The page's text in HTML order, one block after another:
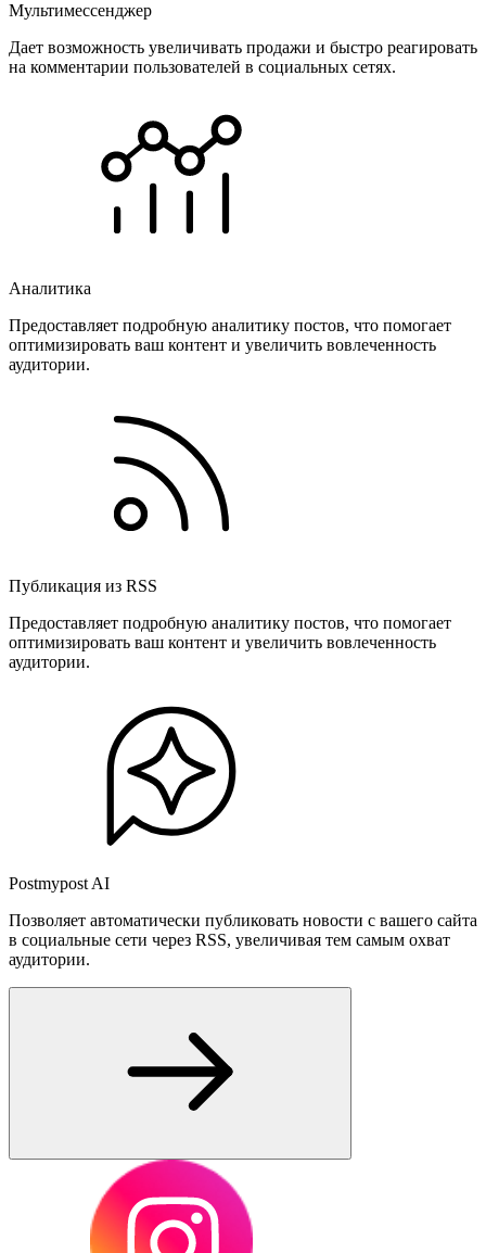
Мультимессенджер
Дает возможность увеличивать продажи и быстро реагировать
на комментарии пользователей в социальных сетях.
Аналитика
Предоставляет подробную аналитику постов, что помогает
оптимизировать ваш контент и увеличить вовлеченность
аудитории.
Публикация из RSS
Предоставляет подробную аналитику постов, что помогает
оптимизировать ваш контент и увеличить вовлеченность
аудитории.
Postmypost AI
Позволяет автоматически публиковать новости с вашего сайта
в социальные сети через RSS, увеличивая тем самым охват
аудитории.